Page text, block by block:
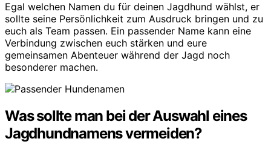
Egal welchen Namen du für deinen Jagdhund wählst, er
sollte seine Persönlichkeit zum Ausdruck bringen und zu
euch als Team passen. Ein passender Name kann eine
Verbindung zwischen euch stärken und eure
gemeinsamen Abenteuer während der Jagd noch
besonderer machen.
Was sollte man bei der Auswahl eines
Jagdhundnamens vermeiden?